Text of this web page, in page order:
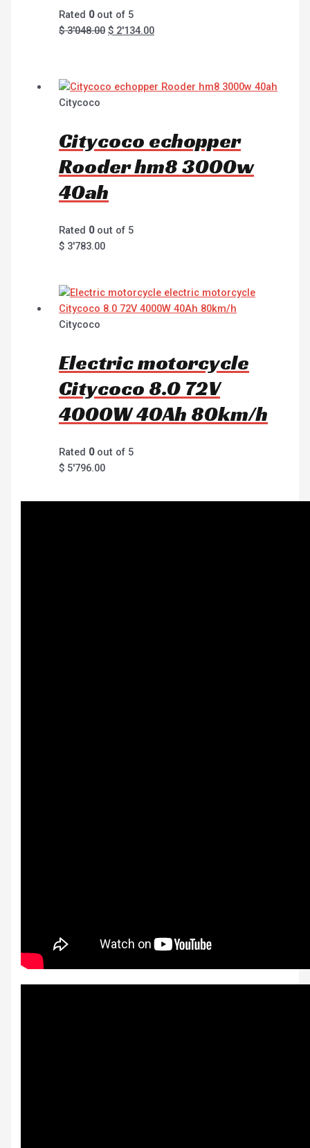
Rated 0out of 5
$3'048.00 $ 2'134.00
Citycoco
Citycoco echopper
Rooder hm8 3000w
40ah
Rated 0out of 5
$ 3'783.00
Citycoco
Electric motorcycle
Citycoco 8.0 72V
4000W 40Ah 80km/h
Rated 0out of 5
$ 5'796.00